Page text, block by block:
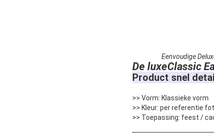
Eenvoudige
De luxeClassic
Product snel
>> Vorm: Klassieke vorm
>> Kleur: per referentie
>> Toepassing: feest /